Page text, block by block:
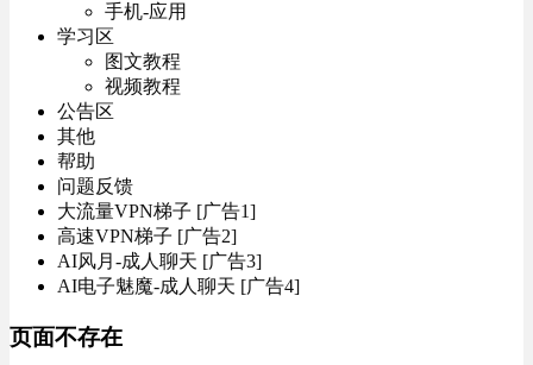
手机-应用
学习区
图文教程
视频教程
公告区
其他
帮助
问题反馈
大流量VPN梯子 [广告1]
高速VPN梯子 [广告2]
AI风月-成人聊天 [广告3]
AI电子魅魔-成人聊天 [广告4]
页面不存在